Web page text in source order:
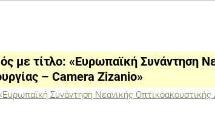
y
a
με τίτλο: «Ευρωπαϊκή Συνάντηση
– Camera Zizanio»
Συνάντηση Νεανικής Οπτικοακουστικής